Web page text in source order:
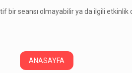
bir seansı olmayabilir ya da ilgili
ANASAYFA